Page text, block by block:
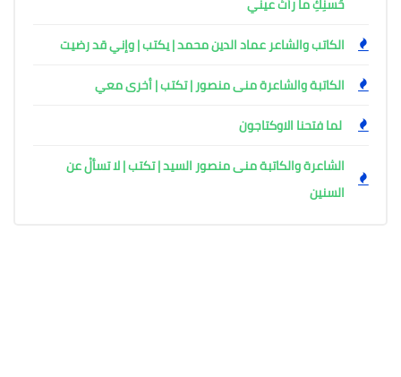
الكاتب والشاعر عماد الدين محمد | يكتب | وإني قد رضيت
الكاتبة والشاعرة منى منصور | تكتب | أخرى معي
لما فتحنا الاوكتاجون
الشاعرة والكاتبة منى منصور السيد | تكتب | لا تسألْ عن
السنين